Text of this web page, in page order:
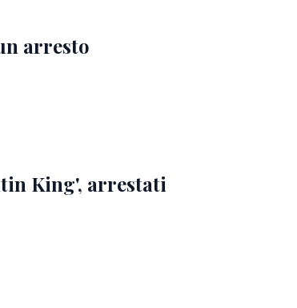
arresto
King', arrestati